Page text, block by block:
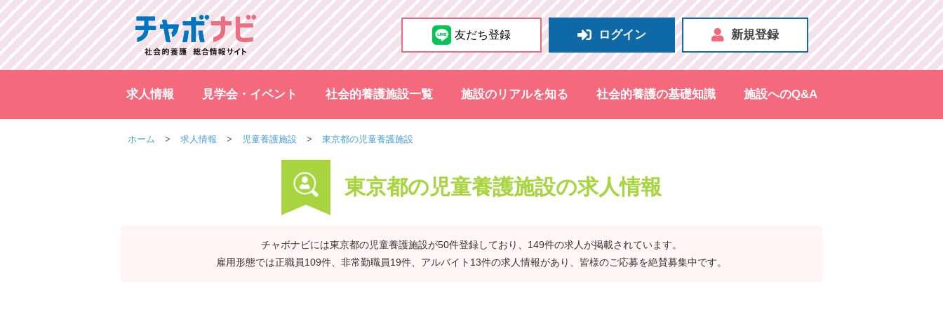
友だち登録 ログイン 新規登録
求人情報 見学会・イベント 社会的養護施設一覧 施設のリアルを知る 社会的養護の基礎知識 施設へのQ&A
ホーム 求人情報 児童養護施設 東京都の児童養護施設
東京都の児童養護施設の求人情報
チャボナビには東京都の児童養護施設が50件登録しており、149件の求人が掲載されています。
雇用形態では正職員109件、非常勤職員19件、アルバイト13件の求人情報があり、皆様のご応募を絶賛募集中です。